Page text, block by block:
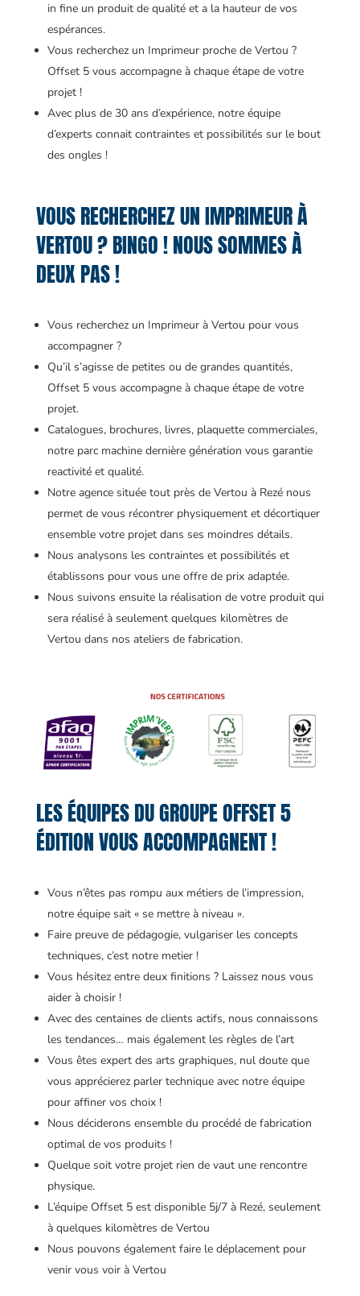
in fine un produit de qualité et a la hauteur de vos
espérances.
Vous recherchez un Imprimeur proche de Vertou ?
Offset 5 vous accompagne à chaque étape de votre
projet !
Avec plus de 30 ans d’expérience, notre équipe
d’experts connait contraintes et possibilités sur le bout
des ongles !
VOUS RECHERCHEZ UN IMPRIMEUR À
VERTOU ? BINGO ! NOUS SOMMES À
DEUX PAS !
Vous recherchez un Imprimeur à Vertou pour vous
accompagner ?
Qu’il s’agisse de petites ou de grandes quantités,
Offset 5 vous accompagne à chaque étape de votre
projet.
Catalogues, brochures, livres, plaquette commerciales,
notre parc machine dernière génération vous garantie
reactivité et qualité.
Notre agence située tout près de Vertou à Rezé nous
permet de vous récontrer physiquement et décortiquer
ensemble votre projet dans ses moindres détails.
Nous analysons les contraintes et possibilités et
établissons pour vous une offre de prix adaptée.
Nous suivons ensuite la réalisation de votre produit qui
sera réalisé à seulement quelques kilomètres de
Vertou dans nos ateliers de fabrication.
LES ÉQUIPES DU GROUPE OFFSET 5
ÉDITION VOUS ACCOMPAGNENT !
Vous n’êtes pas rompu aux métiers de l’impression,
notre équipe sait « se mettre à niveau ».
Faire preuve de pédagogie, vulgariser les concepts
techniques, c’est notre metier !
Vous hésitez entre deux finitions ? Laissez nous vous
aider à choisir !
Avec des centaines de clients actifs, nous connaissons
les tendances… mais également les règles de l’art
Vous êtes expert des arts graphiques, nul doute que
vous apprécierez parler technique avec notre équipe
pour affiner vos choix !
Nous déciderons ensemble du procédé de fabrication
optimal de vos produits !
Quelque soit votre projet rien de vaut une rencontre
physique.
L’équipe Offset 5 est disponible 5j/7 à Rezé, seulement
à quelques kilomètres de Vertou
Nous pouvons également faire le déplacement pour
venir vous voir à Vertou